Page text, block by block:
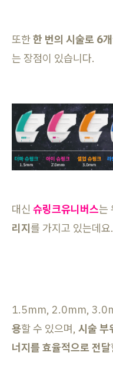
또한한 번의 시술로 6
는 장점이 있습니다.
대신 슈링크유니버스는
리지를 가지고 있는데요.
1.5mm, 2.0mm,
용할 수 있으며, 시술 부
너지를 효율적으로 전달